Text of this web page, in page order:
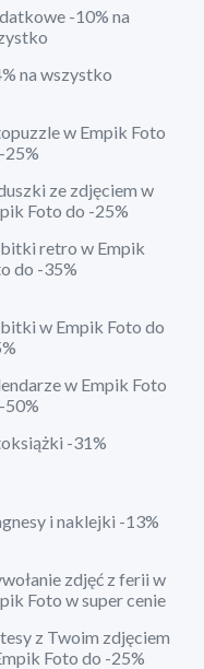
-10% na
na wszystko
w Empik Foto
25%
ze zdjęciem w
Foto do -25%
retro w Empik
do -35%
w Empik Foto do
w Empik Foto
50%
-31%
i naklejki -13%
zdjęć z ferii w
Foto w super cenie
z Twoim zdjęciem
Foto do -25%